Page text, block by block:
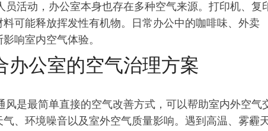
活动，办公室本身也存在多种空气来源。打印机、复
可能释放挥发性有机物。日常办公中的咖啡味、外卖
响室内空气体验。
办公室的空气治理方案
是最简单直接的空气改善方式，可以帮助室内外空气
、环境噪音以及室外空气质量影响。遇到高温、雾霾